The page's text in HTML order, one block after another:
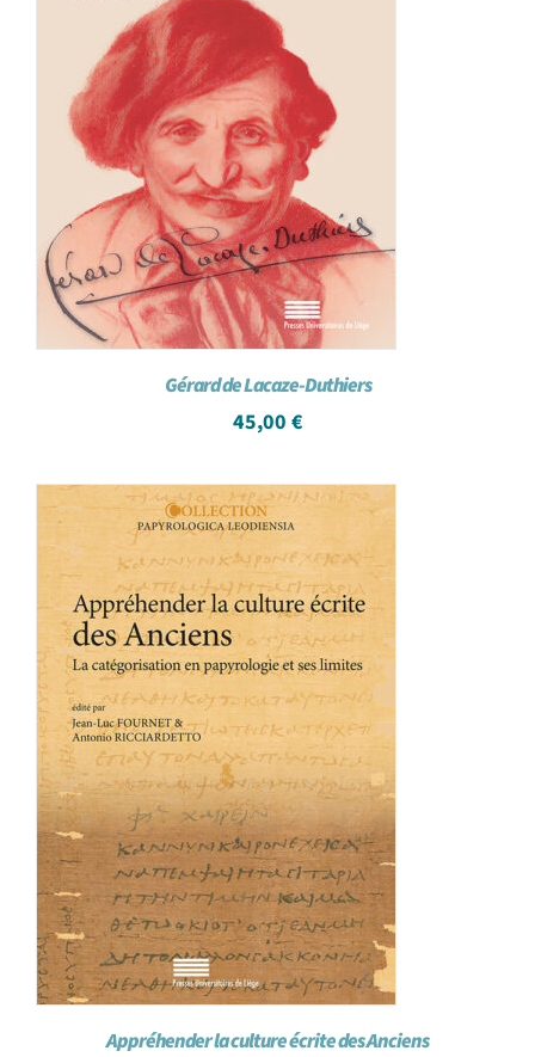
Gérard de Lacaze-Duthiers
45,00 €
Appréhender la culture écrite des Anciens